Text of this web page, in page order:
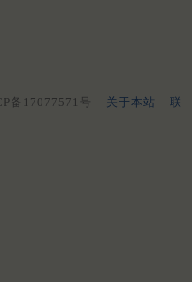
备17077571号 关于本站
联